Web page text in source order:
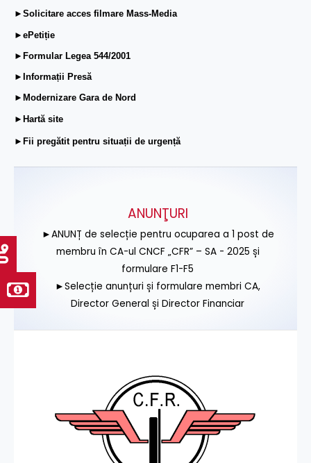
►Solicitare acces filmare Mass-Media
►ePetiție
►Formular Legea 544/2001
►Informații Presă
►Modernizare Gara de Nord
►Hartă site
►Fii pregătit pentru situații de urgență
ANUNŢURI
►ANUNȚ de selecție pentru ocuparea a 1 post de
membru în CA-ul CNCF „CFR” – SA - 2025 și
formulare F1-F5
►Selecție anunțuri și formulare membri CA,
Director General și Director Financiar